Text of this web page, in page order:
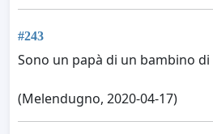
#243
Sono un papà di un bambino
(Melendugno, 2020-04-17)